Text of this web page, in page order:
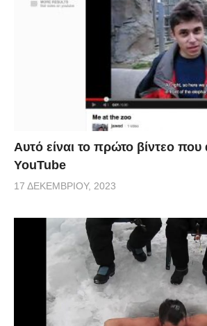
Αυτό είναι το πρώτο βίντεο που
YouTube
17 ΔΕΚΕΜΒΡΊΟΥ, 2023